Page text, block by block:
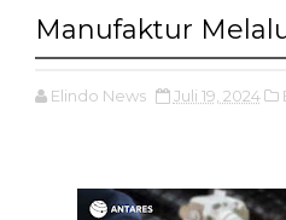
Manufaktur
Elindo News Juli 19, 2024